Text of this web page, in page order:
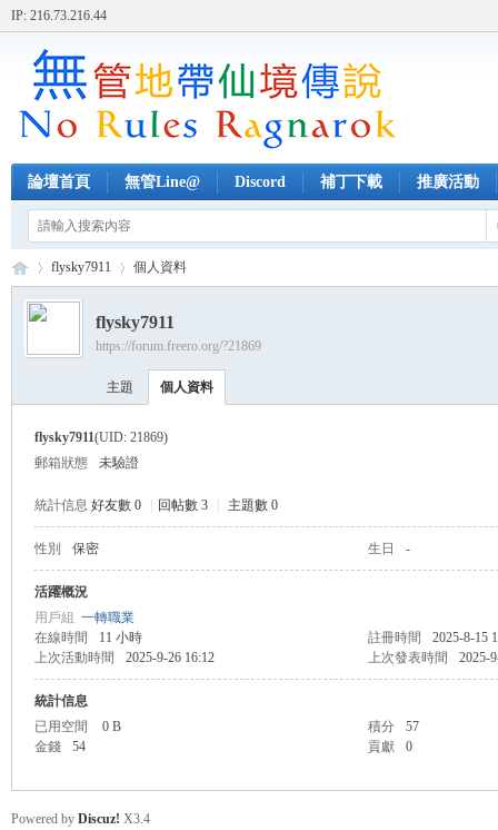
IP: 216.73.216.44
論壇首頁 無管Line@ Discord 補丁下載 推廣活動
›
flysky7911 個人資料
flysky7911
https://forum.freero.org/?21869
主題 個人資料
flysky7911(UID: 21869)
郵箱狀態
未驗證
統計信息 好友數 0 回帖數 3 主題數 0
性別 保密 生日 -
活躍概況
用戶組 一轉職業
在線時間
11 小時 註冊時間
2025-8-15
上次活動時間
2025-9-26 16:12 上次發表時間 2025-
統計信息
已用空間
0 B 積分
57
金錢
54 貢獻 0
Powered by Discuz! X3.4